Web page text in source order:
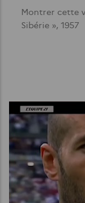
Montrer cette
Sibérie », 1957